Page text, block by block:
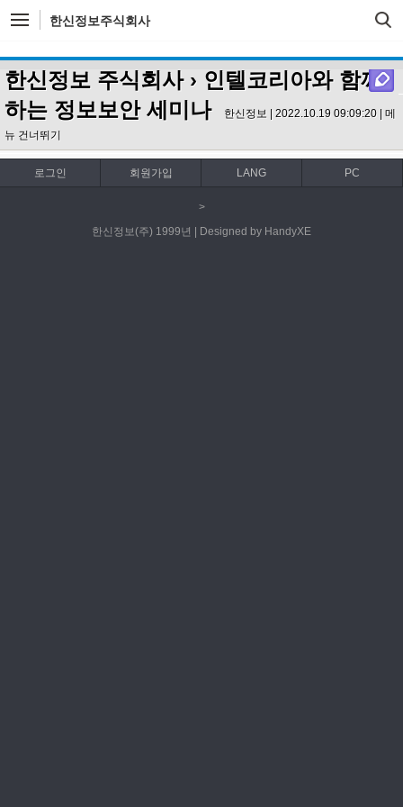
한신정보주식회사
한신정보 주식회사› 인텔코리아와 함께
하는 정보보안 세미나
한신정보 | 2022.10.19 09:09:20 | 메
뉴 건너뛰기
로그인 회원가입 LANG PC
>
한신정보(주) 1999년 | Designed by HandyXE